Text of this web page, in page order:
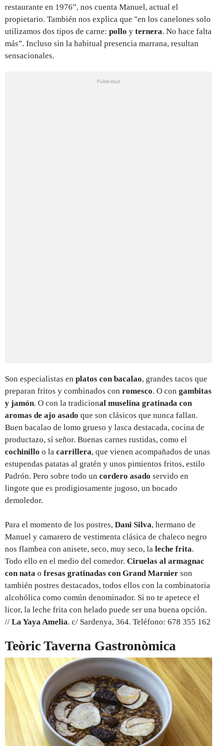
restaurante en 1976”, nos cuenta Manuel, actual el
propietario. También nos explica que "en los canelones solo
utilizamos dos tipos de carne: pollo y ternera. No hace falta
más”. Incluso sin la habitual presencia marrana, resultan
sensacionales.
Son especialistas en platos con bacalao, grandes tacos que
preparan fritos y combinados con romesco. O con gambitas
y jamón. O con la tradicional muselina gratinada con
aromas de ajo asado que son clásicos que nunca fallan.
Buen bacalao de lomo grueso y lasca destacada, cocina de
productazo, sí señor. Buenas carnes rustidas, como el
cochinillo o la carrillera, que vienen acompañados de unas
estupendas patatas al gratén y unos pimientos fritos, estilo
Padrón. Pero sobre todo un cordero asado servido en
lingote que es prodigiosamente jugoso, un bocado
demoledor.
Para el momento de los postres, Dani Silva, hermano de
Manuel y camarero de vestimenta clásica de chaleco negro
nos flambea con anisete, seco, muy seco, la leche frita.
Todo ello en el medio del comedor. Ciruelas al armagnac
con nata o fresas gratinadas con Grand Marnier son
también postres destacados, todos ellos con la combinatoria
alcohólica como común denominador. Si no te apetece el
licor, la leche frita con helado puede ser una buena opción.
// La Yaya Amelia. c/ Sardenya, 364. Teléfono: 678 355 162
Teòric Taverna Gastronòmica